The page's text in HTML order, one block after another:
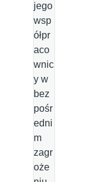
jego
wsp
ółpr
aco
wnic
y w
bez
pośr
edni
m
zagr
oże